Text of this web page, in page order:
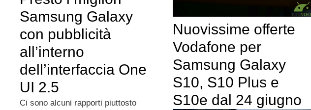
Samsung Galaxy
con pubblicità
all’interno
dell’interfaccia One
UI 2.5
Ci sono alcuni rapporti piuttosto
Nuovissime offerte
Vodafone per
Samsung Galaxy
S10, S10 Plus e
S10e dal 24 giugno